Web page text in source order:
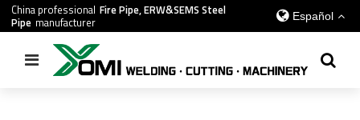
China professional Fire Pipe, ERW&SEMS Steel
Pipe manufacturer Español
Contacto